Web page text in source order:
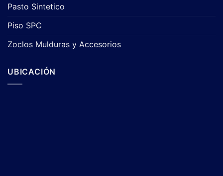
Pasto Sintetico
Piso SPC
Zoclos Mulduras y Accesorios
UBICACIÓN